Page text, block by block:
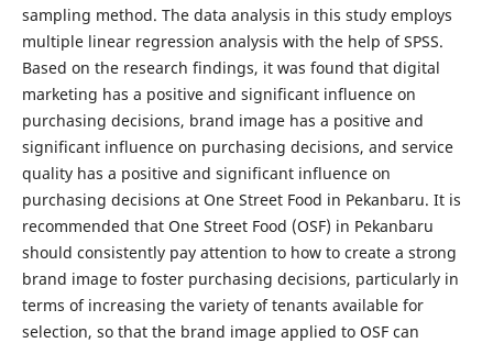
sampling method. The data analysis in this study employs
multiple linear regression analysis with the help of SPSS.
Based on the research findings, it was found that digital
marketing has a positive and significant influence on
purchasing decisions, brand image has a positive and
significant influence on purchasing decisions, and service
quality has a positive and significant influence on
purchasing decisions at One Street Food in Pekanbaru. It is
recommended that One Street Food (OSF) in Pekanbaru
should consistently pay attention to how to create a strong
brand image to foster purchasing decisions, particularly in
terms of increasing the variety of tenants available for
selection, so that the brand image applied to OSF can